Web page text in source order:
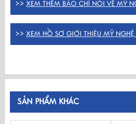
>> XEM THÊM BÁO CHÍ NÓI VỀ MỸ
>> XEM HỒ SƠ GIỚI THIỆU MỸ NGHỆ
SẢN PHẨM KHÁC